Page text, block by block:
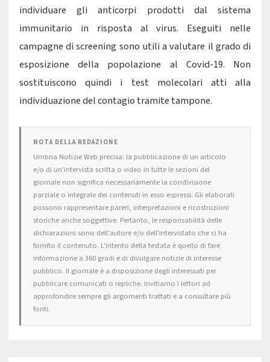
individuare gli anticorpi prodotti dal sistema
immunitario in risposta al virus. Eseguiti nelle
campagne di screening sono utili a valutare il grado di
esposizione della popolazione al Covid-19. Non
sostituiscono quindi i test molecolari atti alla
individuazione del contagio tramite tampone.
NOTA DELLA REDAZIONE
Umbria Notizie Web precisa: la pubblicazione di un articolo
e/o di un'intervista scritta o video in tutte le sezioni del
giornale non significa necessariamente la condivisione
parziale o integrale dei contenuti in esso espressi. Gli elaborati
possono rappresentare pareri, interpretazioni e ricostruzioni
storiche anche soggettive. Pertanto, le responsabilità delle
dichiarazioni sono dell'autore e/o dell'intervistato che ci ha
fornito il contenuto. L'intento della testata è quello di fare
informazione a 360 gradi e di divulgare notizie di interesse
pubblico. Il giornale è a disposizione degli interessati per
pubblicare comunicati o repliche. Invitiamo i lettori ad
approfondire sempre gli argomenti trattati e a consultare più
fonti.